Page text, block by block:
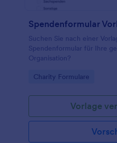
Spendenformular
Suchen Sie nach einer
Spendenformular für Ihre
Organisation?
Go to Category:
Charity Formulare
Vorlage